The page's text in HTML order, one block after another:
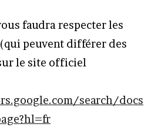
faudra respecter les
peuvent différer des
le site officiel
search/docs